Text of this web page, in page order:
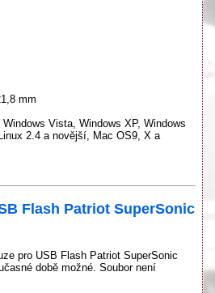
mm
Vista, Windows XP, Windows
2.4 a novější, Mac OS9, X a
Flash Patriot SuperSonic
pro USB Flash Patriot SuperSonic
době možné. Soubor není